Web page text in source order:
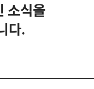
소식을
다.